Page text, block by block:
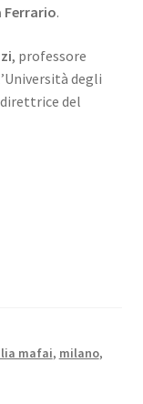
Ferrario.
, professore
degli
del
mafai, milano,